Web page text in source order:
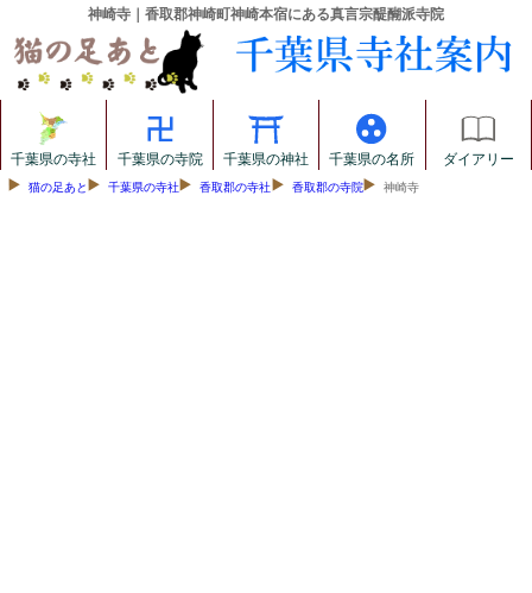
神崎寺｜香取郡神崎町神崎本宿にある真言宗醍醐派寺院
千葉県の寺社 千葉県の寺院 千葉県の神社 千葉県の名所 ダイアリー
猫の足あと 千葉県の寺社 香取郡の寺社 香取郡の寺院 神崎寺